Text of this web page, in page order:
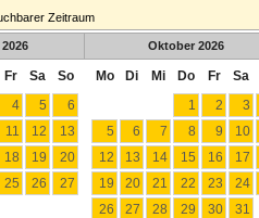
Zeitraum
2026
Fr Sa
So
4 5
6
11 12
13
18 19
20
25 26
27
Oktober 2026
Mo Di Mi Do Fr
Sa
1
2
3
5
6 7 8 9
10
12
13 14 15 16
17
19
20 21 22 23
24
26
27 28 29 30 31